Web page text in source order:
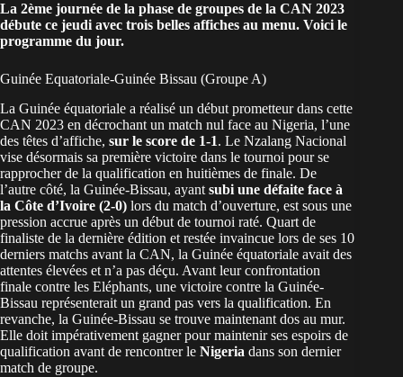
La 2ème journée de la phase de groupes de la CAN 2023
débute ce jeudi avec trois belles affiches au menu. Voici le
programme du jour.
Guinée Equatoriale-Guinée Bissau (Groupe A)
La Guinée équatoriale a réalisé un début prometteur dans cette
CAN 2023 en décrochant un match nul face au Nigeria, l’une
des têtes d’affiche, sur le score de 1-1. Le Nzalang Nacional
vise désormais sa première victoire dans le tournoi pour se
rapprocher de la qualification en huitièmes de finale. De
l’autre côté, la Guinée-Bissau, ayant subi une défaite face à
la Côte d’Ivoire (2-0) lors du match d’ouverture, est sous une
pression accrue après un début de tournoi raté. Quart de
finaliste de la dernière édition et restée invaincue lors de ses 10
derniers matchs avant la CAN, la Guinée équatoriale avait des
attentes élevées et n’a pas déçu. Avant leur confrontation
finale contre les Eléphants, une victoire contre la Guinée-
Bissau représenterait un grand pas vers la qualification. En
revanche, la Guinée-Bissau se trouve maintenant dos au mur.
Elle doit impérativement gagner pour maintenir ses espoirs de
qualification avant de rencontrer le Nigeria dans son dernier
match de groupe.